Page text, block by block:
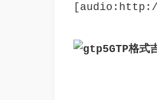
[audio:http://
GTP格式